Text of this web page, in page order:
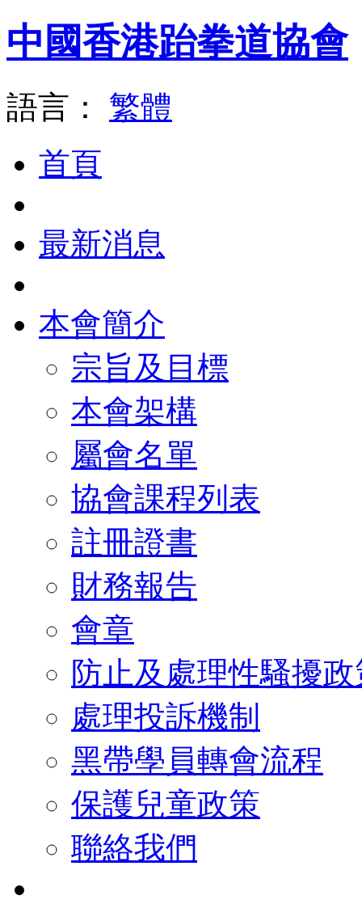
中國香港跆拳道協會
語言： 繁體
首頁
最新消息
本會簡介
宗旨及目標
本會架構
屬會名單
協會課程列表
註冊證書
財務報告
會章
防止及處理性騷擾
處理投訴機制
黑帶學員轉會流程
保護兒童政策
聯絡我們